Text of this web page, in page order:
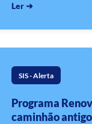
Ler ➜
SIS - Alerta
Programa
caminhão antigo